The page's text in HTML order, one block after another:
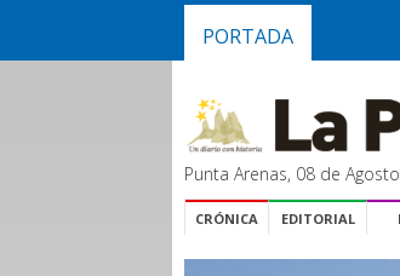
PORTADA
Punta Arenas, 08 de
CRÓNICA EDITORIAL